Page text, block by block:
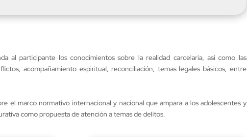
al participante los conocimientos sobre la realidad carcelaria, así como las
acompañamiento espiritual, reconciliación, temas legales básicos, entre
el marco normativo internacional y nacional que ampara a los adolescentes y
como propuesta de atención a temas de delitos.